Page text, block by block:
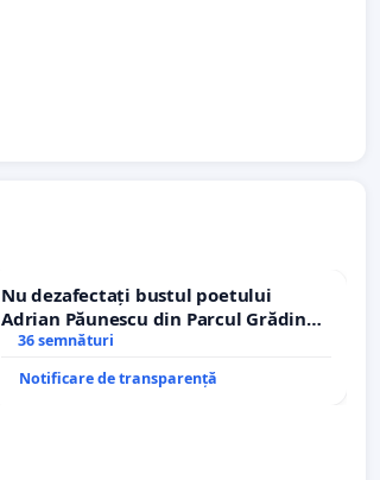
Nu dezafectați bustul poetului
Adrian Păunescu din Parcul Grădina
Icoanei! Stop cenzurii culturale!
36 semnături
Notificare de transparență